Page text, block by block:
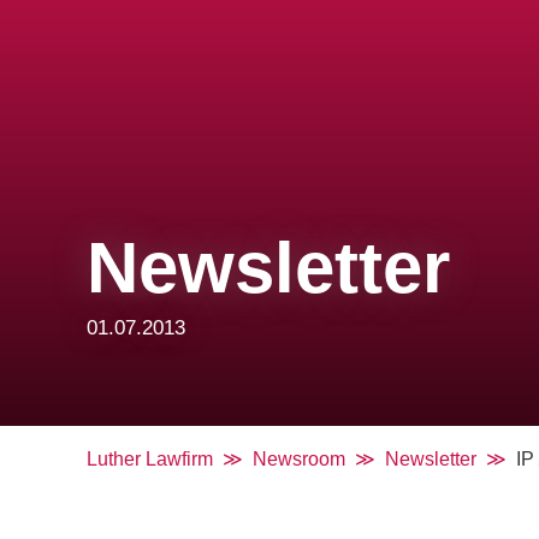
Newsletter
01.07.2013
Luther Lawfirm Newsroom Newsletter